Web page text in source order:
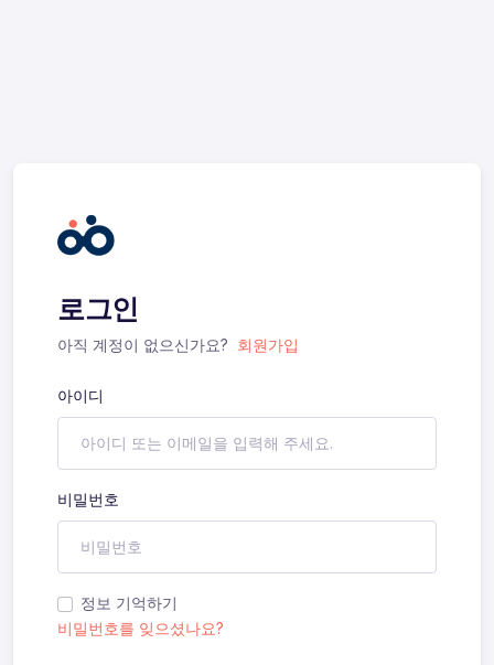
로그인
아직 계정이 없으신가요? 회원가입
아이디
비밀번호
정보 기억하기
비밀번호를 잊으셨나요?